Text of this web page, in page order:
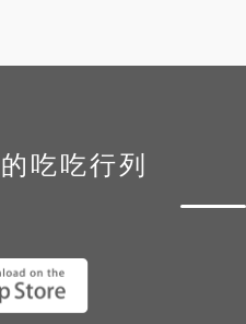
吃吃行列